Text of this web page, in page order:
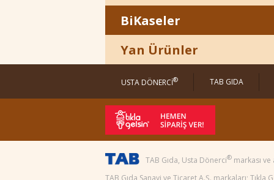
BiKaseler
Yan Ürünler
USTA DÖNERCİ® TAB GIDA
TAB Gıda, Usta Dönerci® markası